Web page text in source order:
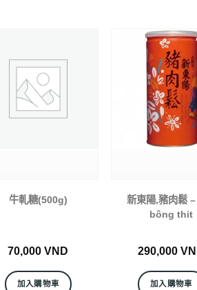
牛軋糖(500g)
70,000VND
加入購物車
新東陽,豬肉鬆
bông thit
290,000
加入購物車